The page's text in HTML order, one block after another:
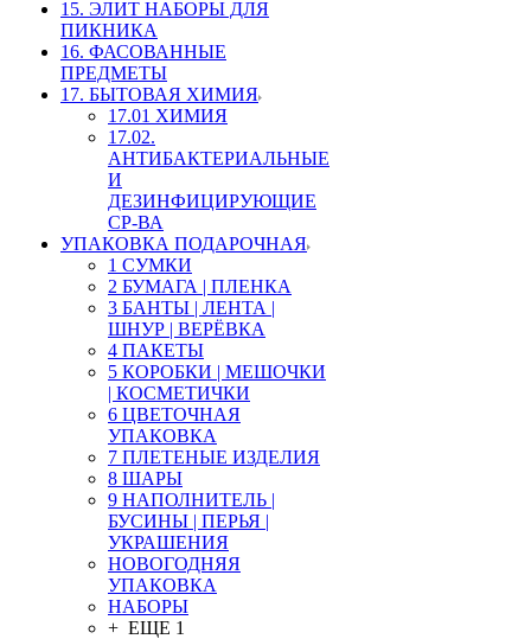
15. ЭЛИТ НАБОРЫ ДЛЯ
ПИКНИКА
16. ФАСОВАННЫЕ
ПРЕДМЕТЫ
17. БЫТОВАЯ ХИМИЯ
17.01 ХИМИЯ
17.02.
АНТИБАКТЕРИАЛЬНЫЕ
И
ДЕЗИНФИЦИРУЮЩИЕ
СР-ВА
УПАКОВКА ПОДАРОЧНАЯ
1 СУМКИ
2 БУМАГА | ПЛЕНКА
3 БАНТЫ | ЛЕНТА |
ШНУР | ВЕРЁВКА
4 ПАКЕТЫ
5 КОРОБКИ | МЕШОЧКИ
| КОСМЕТИЧКИ
6 ЦВЕТОЧНАЯ
УПАКОВКА
7 ПЛЕТЕНЫЕ ИЗДЕЛИЯ
8 ШАРЫ
9 НАПОЛНИТЕЛЬ |
БУСИНЫ | ПЕРЬЯ |
УКРАШЕНИЯ
НОВОГОДНЯЯ
УПАКОВКА
НАБОРЫ
+ ЕЩЕ 1